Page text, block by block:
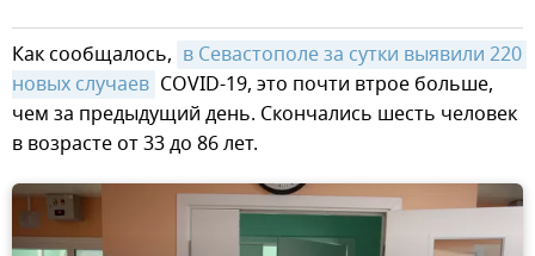
Как сообщалось, в Севастополе за сутки выявили 220
новых случаев COVID-19, это почти втрое больше,
чем за предыдущий день. Скончались шесть человек
в возрасте от 33 до 86 лет.